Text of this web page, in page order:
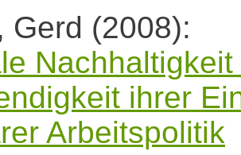
Gerd (2008):
ihrer
Arbeitspolitik